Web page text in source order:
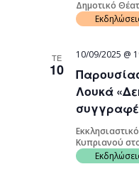
Δημοτικό
ΤΕ
10
Λουκά
10/09/2025 @
Κυπριανού